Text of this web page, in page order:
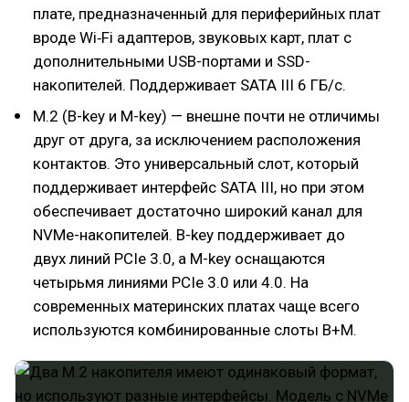
плате, предназначенный для периферийных плат
вроде Wi‑Fi адаптеров, звуковых карт, плат с
дополнительными USB-портами и SSD-
накопителей. Поддерживает SATA III 6 ГБ/с.
M.2 (B-key и M-key) — внешне почти не отличимы
друг от друга, за исключением расположения
контактов. Это универсальный слот, который
поддерживает интерфейс SATA III, но при этом
обеспечивает достаточно широкий канал для
NVMe-накопителей. B-key поддерживает до
двух линий PCIe 3.0, а M-key оснащаются
четырьмя линиями PCIe 3.0 или 4.0. На
современных материнских платах чаще всего
используются комбинированные слоты B+M.